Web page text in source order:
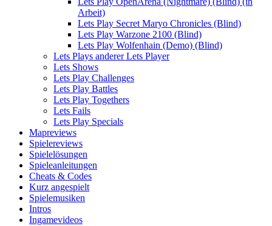
Arbeit)
Lets Play Secret Maryo Chronicles (Blind)
Lets Play Warzone 2100 (Blind)
Lets Play Wolfenhain (Demo) (Blind)
Lets Plays anderer Lets Player
Lets Shows
Lets Play Challenges
Lets Play Battles
Lets Play Togethers
Lets Fails
Lets Play Specials
Mapreviews
Spielereviews
Spielelösungen
Spieleanleitungen
Cheats & Codes
Kurz angespielt
Spielemusiken
Intros
Ingamevideos